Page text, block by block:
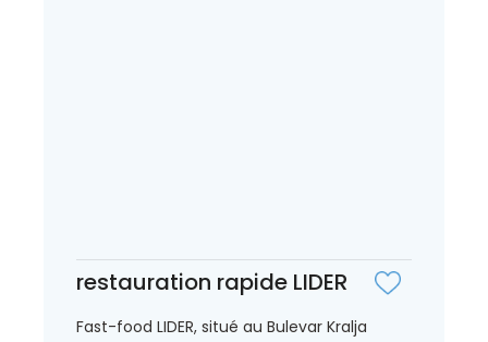
restauration rapide LIDER
Fast-food LIDER, situé au Bulevar Kralja